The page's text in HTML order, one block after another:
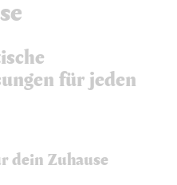
für jeden
dein Zuhause